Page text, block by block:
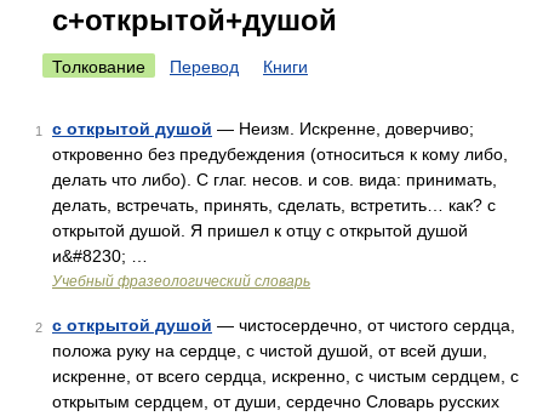
с+открытой+душой
Толкование Перевод Книги
1 с открытой душой — Неизм. Искренне, доверчиво;
откровенно без предубеждения (относиться к кому либо,
делать что либо). С глаг. несов. и сов. вида: принимать,
делать, встречать, принять, сделать, встретить… как? с
открытой душой. Я пришел к отцу с открытой душой
и&#8230; …
Учебный фразеологический словарь
2 с открытой душой — чистосердечно, от чистого сердца,
положа руку на сердце, с чистой душой, от всей души,
искренне, от всего сердца, искренно, с чистым сердцем, с
открытым сердцем, от души, сердечно Словарь русских